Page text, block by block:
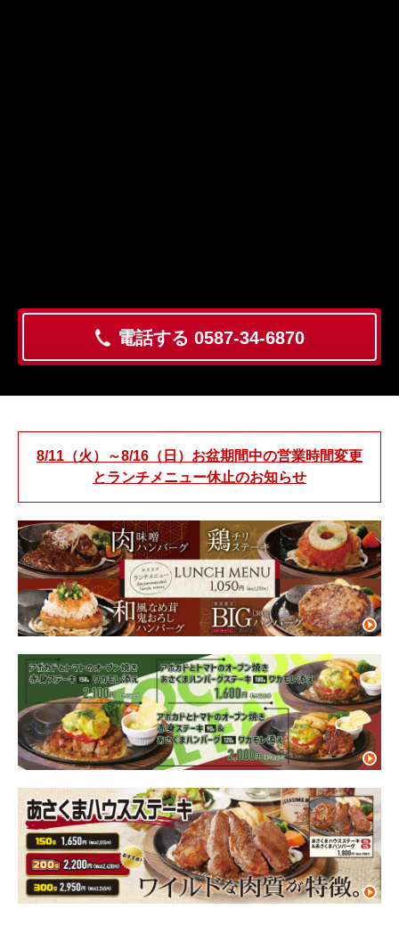
電話する 0587-34-6870
8/11（火）～8/16（日）お盆期間中の営業時間変更
とランチメニュー休止のお知らせ